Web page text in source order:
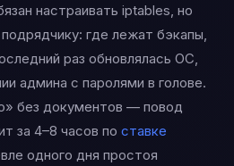
настраивать iptables, но
где лежат бэкапы,
раз обновлялась ОС,
админа с паролями в голове.
без документов — повод
за 4–8 часов по ставке
одного дня простоя